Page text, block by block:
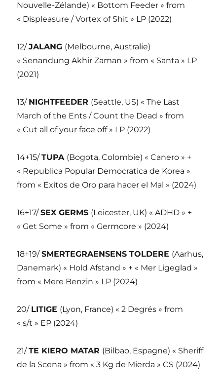
Nouvelle-Zélande) « Bottom Feeder » from
« Displeasure / Vortex of Shit » LP (2022)
12/JALANG (Melbourne, Australie)
« Senandung Akhir Zaman » from « Santa » LP
(2021)
13/ NIGHTFEEDER (Seattle, US) « The Last
March of the Ents / Count the Dead » from
« Cut all of your face off » LP (2022)
14+15/TUPA (Bogota, Colombie) « Canero » +
« Republica Popular Democratica de Korea »
from « Exitos de Oro para hacer el Mal » (2024)
16+17/SEX GERMS (Leicester, UK) « ADHD » +
« Get Some » from « Germcore » (2024)
18+19/SMERTEGRAENSENS TOLDERE (Aarhus,
Danemark) « Hold Afstand » + « Mer Ligeglad »
from « Mere Benzin » LP (2024)
20/ LITIGE (Lyon, France) « 2 Degrés » from
« s/t » EP (2024)
21/TE KIERO MATAR (Bilbao, Espagne) « Sheriff
de la Scena » from « 3 Kg de Mierda » CS (2024)